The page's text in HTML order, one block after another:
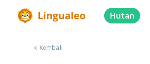
Hutan
Kembali